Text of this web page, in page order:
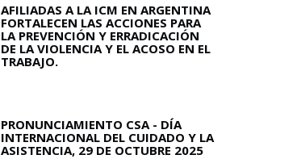
AFILIADAS A LA ICM EN ARGENTINA
FORTALECEN LAS ACCIONES PARA
LA PREVENCIÓN Y ERRADICACIÓN
DE LA VIOLENCIA Y EL ACOSO EN EL
TRABAJO.
PRONUNCIAMIENTO CSA - DÍA
INTERNACIONAL DEL CUIDADO Y LA
ASISTENCIA, 29 DE OCTUBRE 2025